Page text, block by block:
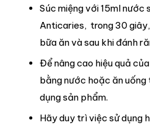
Súc miệng với 15ml nước
Anticaries, trong 30
bữa ăn và sau khi đánh
Để nâng cao hiệu quả
bằng nước hoặc ăn
dụng sản phẩm.
Hãy duy trì việc sử dụng